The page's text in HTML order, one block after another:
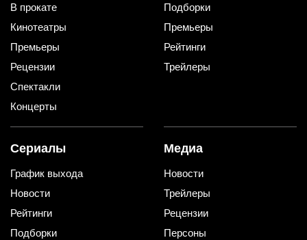
В прокате
Кинотеатры
Премьеры
Рецензии
Спектакли
Концерты
Подборки
Премьеры
Рейтинги
Трейлеры
Сериалы
График выхода
Новости
Рейтинги
Подборки
Медиа
Новости
Трейлеры
Рецензии
Персоны